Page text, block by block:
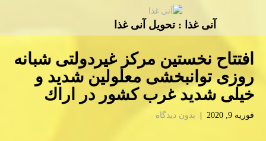
آنی غذا : تحویل آنی غذا
افتتاح نخستین مركز غیردولتی شبانه
روزی توانبخشی معلولین شدید و
خیلی شدید غرب كشور در اراك
فوریه 9, 2020 | بدون دیدگاه